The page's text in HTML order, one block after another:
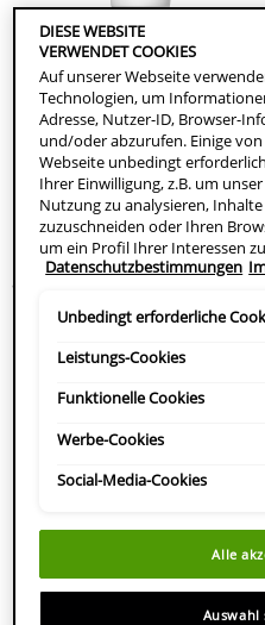
CeraVe Mattierende
Feuchtigkeitsspendende Gel-
Creme
Mattierende Gesichtscreme mit
Hyaluronsäure, Ceramiden und
Niacinamid
DIESE WEBSITE
VERWENDET COOKIES
Auf unserer Webseite
Technologien, um
Adresse, Nutzer-ID, Browser-
und/oder abzurufen. Einige
Webseite unbedingt
Ihrer Einwilligung, z.B. um
Nutzung zu analysieren,
zuzuschneiden oder Ihren
um ein Profil Ihrer Interessen
Werbung auf anderen
ablehnen ("Ohne Einwilligung
("Auswahl speichern"). Zudem
(unter dem Link "Cookie-
nachträglich anpassen.
Datenschutzbestimmungen
Unbedingt erforderliche
Leistungs-Cookies
Funktionelle Cookies
Werbe-Cookies
Social-Media-Cookies
Alle
Auswahl